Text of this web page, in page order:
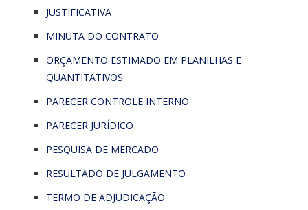
JUSTIFICATIVA
MINUTA DO CONTRATO
ORÇAMENTO ESTIMADO EM PLANILHAS E
QUANTITATIVOS
PARECER CONTROLE INTERNO
PARECER JURÍDICO
PESQUISA DE MERCADO
RESULTADO DE JULGAMENTO
TERMO DE ADJUDICAÇÃO